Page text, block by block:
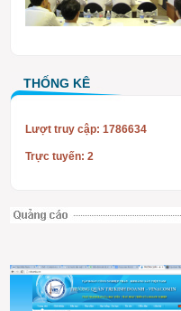
THỐNG KÊ
Lượt truy cập: 1786634
Trực tuyến: 2